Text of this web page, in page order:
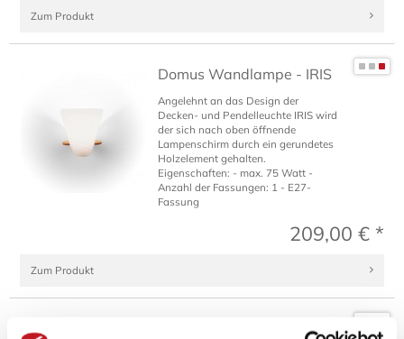
Zum Produkt
Domus Wandlampe - IRIS
Angelehnt an das Design der
Decken- und Pendelleuchte IRIS wird
der sich nach oben öffnende
Lampenschirm durch ein gerundetes
Holzelement gehalten.
Eigenschaften: - max. 75 Watt -
Anzahl der Fassungen: 1 - E27-
Fassung
209,00 € *
Zum Produkt
Domus Pendelleuchte -